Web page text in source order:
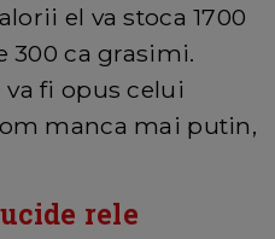
el va stoca 1700
300 ca grasimi.
fi opus celui
manca mai putin,
rele